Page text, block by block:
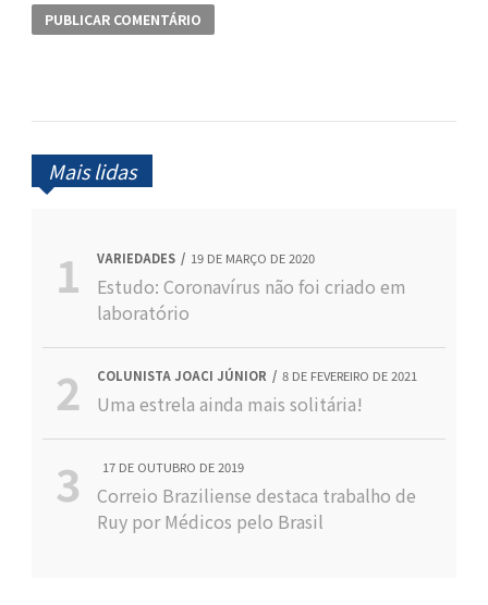
Mais lidas
VARIEDADES 19 DE MARÇO DE 2020
Estudo: Coronavírus não foi criado em
laboratório
COLUNISTA JOACI JÚNIOR 8 DE FEVEREIRO DE 2021
Uma estrela ainda mais solitária!
17 DE OUTUBRO DE 2019
Correio Braziliense destaca trabalho de
Ruy por Médicos pelo Brasil